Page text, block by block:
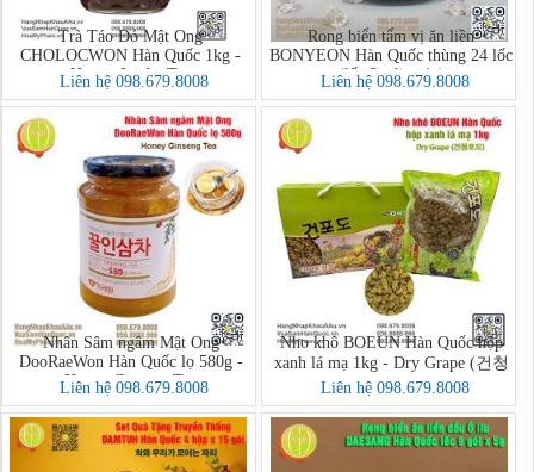
Trà Táo Đỏ Mật Ong
CHOLOCWON Hàn Quốc 1kg -
Honey Jujube Tea
Liên hệ 098.679.8008
Rong biển tẩm vị ăn liền
BONYEON Hàn Quốc thùng 24 lốc
(lốc 3 gói x 4g)
Liên hệ 098.679.8008
Nhân Sâm ngâm Mật Ong
DooRaeWon Hàn Quốc lọ 580g -
Honey Ginseng Tea
Liên hệ 098.679.8008
Nho khô BOEUN Hàn Quốc hộp
xanh lá mạ 1kg - Dry Grape (건청
포도)
Liên hệ 098.679.8008